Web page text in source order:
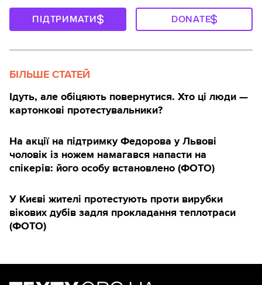
ПІДТРИМАТИ DONATE
БІЛЬШЕ СТАТЕЙ
Ідуть, але обіцяють повернутися. Хто ці люди —
картонкові протестувальники?
На акції на підтримку Федорова у Львові
чоловік із ножем намагався напасти на
спікерів: його особу встановлено (ФОТО)
У Києві жителі протестують проти вирубки
вікових дубів задля прокладання теплотраси
(ФОТО)